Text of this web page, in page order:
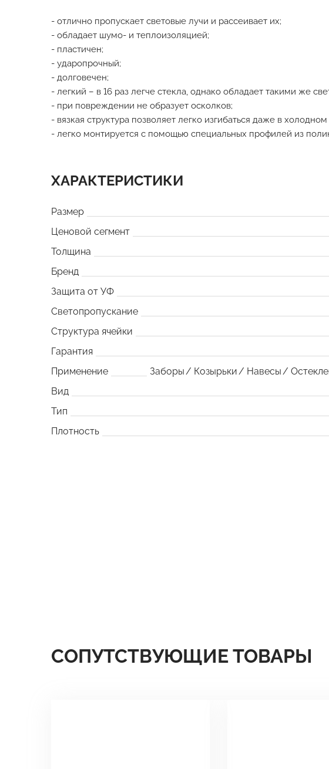
- отлично пропускает световые лучи и рассеивает их;
- обладает шумо- и теплоизоляцией;
- пластичен;
- ударопрочный;
- долговечен;
- легкий – в 16 раз легче стекла, однако обладает такими же
- при повреждении не образует осколков;
- вязкая структура позволяет легко изгибаться даже в
- легко монтируется с помощью специальных профилей из
ХАРАКТЕРИСТИКИ
Размер
Ценовой сегмент
Толщина
Бренд
Защита от УФ
Светопропускание
Структура ячейки
Гарантия
Применение
Заборы Козырьки Навесы
Вид
Тип
Плотность
СОПУТСТВУЮЩИЕ ТОВАРЫ